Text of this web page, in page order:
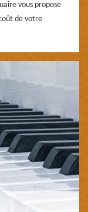
vous propose
de votre